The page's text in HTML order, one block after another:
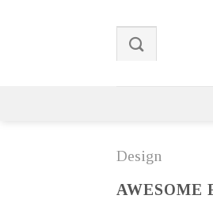
Design
AWESOME